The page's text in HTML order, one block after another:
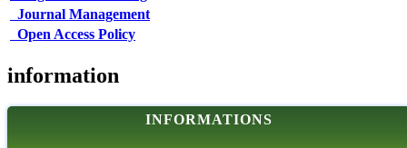
Journal Management
Open Access Policy
information
INFORMATIONS